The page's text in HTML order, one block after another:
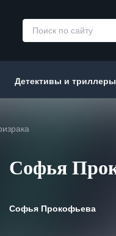
Детективы и триллеры
Софья
Софья Прокофьева